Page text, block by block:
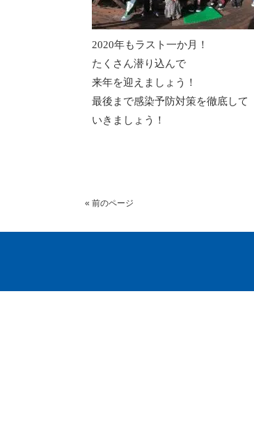
2020年もラスト一か月！
たくさん潜り込んで
来年を迎えましょう！
最後まで感染予防対策を徹底して
いきましょう！
« 前のページ